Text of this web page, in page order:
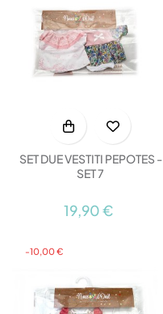
SET DUE VESTITI PEPOTES -
SET 7
19,90 €
-10,00 €